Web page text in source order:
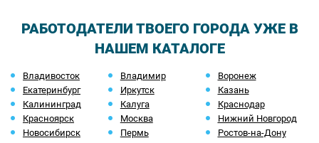
РАБОТОДАТЕЛИ ТВОЕГО ГОРОДА УЖЕ В
НАШЕМ КАТАЛОГЕ
Владивосток Владимир
Воронеж
Екатеринбург
Иркутск
Казань
Калининград
Калуга
Краснодар
Красноярск
Москва
Нижний Новгород
Новосибирск
Пермь
Ростов-на-Дону